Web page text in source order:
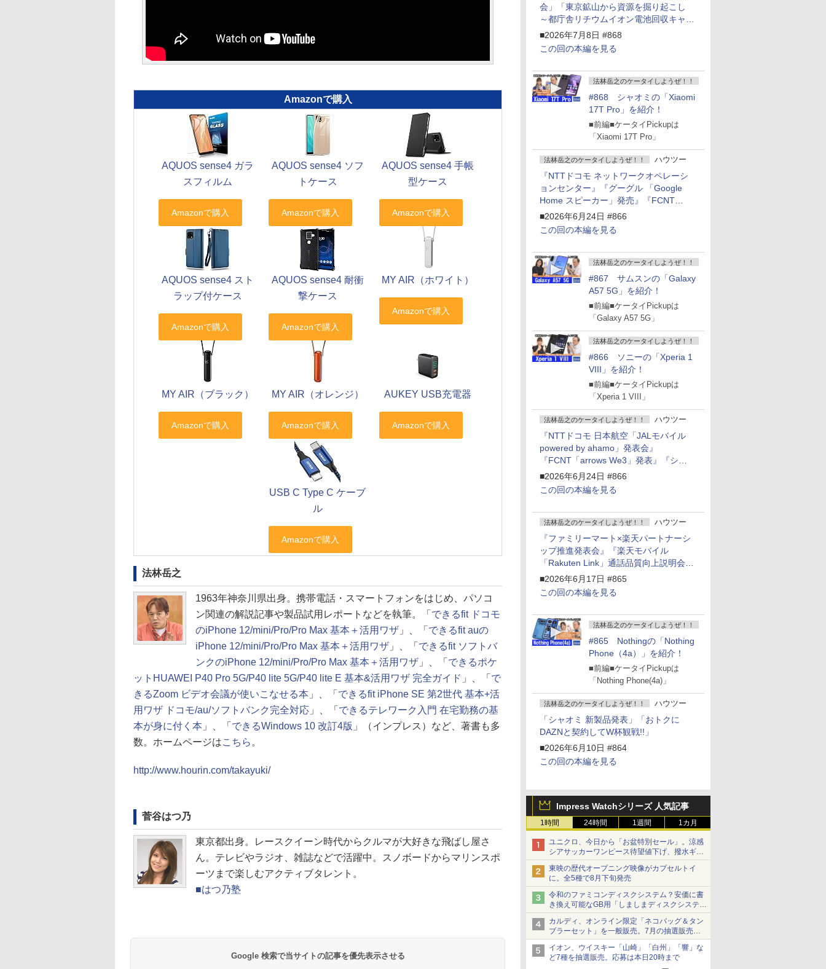
会」「東京鉱山から資源を掘り起こし
～都庁舎リチウムイオン電池回収キャン
ペーン～」
■2026年7月8日 #868
この回の本編を見る
法林岳之のケータイしようぜ！！
#868 シャオミの「Xiaomi
17T Pro」を紹介！
■前編■ケータイPickupは
「Xiaomi 17T Pro」
法林岳之のケータイしようぜ！！ ハウツー
『NTTドコモ ネットワークオペレーシ
ョンセンター』『グーグル 「Google
Home スピーカー」発売』『FCNT
「arrows Alpha2」発表』『KDDI
「povo2.0」サービス説明会』
■2026年6月24日 #866
この回の本編を見る
法林岳之のケータイしようぜ！！
#867 サムスンの「Galaxy
A57 5G」を紹介！
■前編■ケータイPickupは
「Galaxy A57 5G」
法林岳之のケータイしようぜ！！
#866 ソニーの「Xperia 1
VIII」を紹介！
■前編■ケータイPickupは
「Xperia 1 VIII」
法林岳之のケータイしようぜ！！ ハウツー
『NTTドコモ 日本航空「JALモバイル
powered by ahamo」発表会』
『FCNT「arrows We3」発表』『シャ
ープ 新製品発表会』
■2026年6月24日 #866
この回の本編を見る
法林岳之のケータイしようぜ！！ ハウツー
『ファミリーマート×楽天パートナーシ
ップ推進発表会』『楽天モバイル
「Rakuten Link」通話品質向上説明会』
『Google Storeを今年夏、東京・表参道
にオープン』『KDDI ローソン「ハッピ
ーローソンタウン池田伏尾台店」オープ
■2026年6月17日 #865
この回の本編を見る
法林岳之のケータイしようぜ！！
#865 Nothingの「Nothing
Phone（4a）」を紹介！
■前編■ケータイPickupは
「Nothing Phone(4a)」
法林岳之のケータイしようぜ！！ ハウツー
「シャオミ 新製品発表」「おトクに
DAZNと契約してW杯観戦!!」
■2026年6月10日 #864
この回の本編を見る
Impress Watchシリーズ 人気記事
1時間 24時間 1週間 1カ月
ユニクロ、今日から「お盆特別セール」。涼感
シアサッカーワンピース待望値下げ、撥水ギア
ショーツは1990円に
東映の歴代オープニング映像がカプセルトイ
に。全5種で8月下旬発売
令和のファミコンディスクシステム？安価に書
き換え可能なGB用「しましまディスクシステ
ム」
カルディ、オンライン限定「ネコバッグ＆タン
ブラーセット」を一般販売。7月の抽選販売の
当選無効分
イオン、ウイスキー「山崎」「白州」「響」な
ど7種を抽選販売。応募は本日20時まで
Amazonで購入
AQUOS sense4 ガラ
スフィルム
AQUOS sense4 ソフ
トケース
AQUOS sense4 手帳
型ケース
AQUOS sense4 スト
ラップ付ケース
AQUOS sense4 耐衝
撃ケース
MY AIR（ホワイト）
MY AIR（ブラック） MY AIR（オレンジ） AUKEY USB充電器
USB C Type C ケーブ
ル
法林岳之
1963年神奈川県出身。携帯電話・スマートフォンをはじめ、パソコ
ン関連の解説記事や製品試用レポートなどを執筆。「 できるfit ドコモ
のiPhone 12/mini/Pro/Pro Max 基本＋活用ワザ 」、「 できるfit auの
iPhone 12/mini/Pro/Pro Max 基本＋活用ワザ 」、「 できるfit ソフトバ
ンクのiPhone 12/mini/Pro/Pro Max 基本＋活用ワザ 」、「 できるポケ
ットHUAWEI P40 Pro 5G/P40 lite 5G/P40 lite E 基本&活用ワザ 完全ガイド 」、「 で
きるZoom ビデオ会議が使いこなせる本 」、「 できるfit iPhone SE 第2世代 基本+活
用ワザ ドコモ/au/ソフトバンク完全対応 」、「 できるテレワーク入門 在宅勤務の基
本が身に付く本 」、「 できるWindows 10 改訂4版 」（インプレス）など、著書も多
数。ホームページはこちら 。
http://www.hourin.com/takayuki/
菅谷はつ乃
東京都出身。レースクイーン時代からクルマが大好きな飛ばし屋さ
ん。テレビやラジオ、雑誌などで活躍中。スノボードからマリンスポ
ーツまで楽しむアクティブタレント。
■はつ乃塾
Google 検索で当サイトの記事を優先表示させる